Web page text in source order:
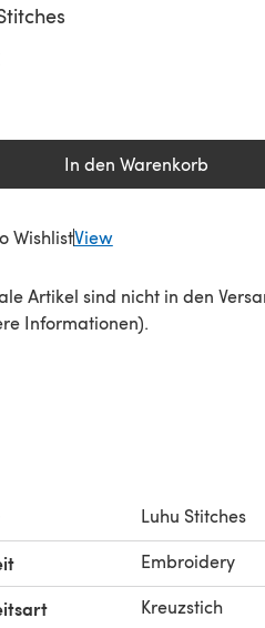
In den Warenkorb
WishlistView
Artikel sind nicht in den
Informationen).
Luhu Stitches
Embroidery
Kreuzstich